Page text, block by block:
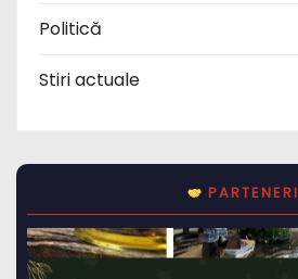
Politică
Stiri actuale
PARTENERI